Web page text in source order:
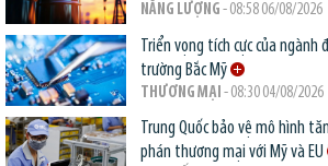
NĂNG LƯỢNG - 08:58 06/08/2026
Triển vọng tích cực của
trường Bắc Mỹ
THƯƠNG MẠI - 08:30 04/08/2026
Trung Quốc bảo vệ mô hình
phán thương mại với Mỹ và EU